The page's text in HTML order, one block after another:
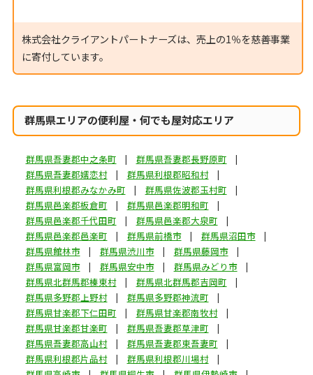
株式会社クライアントパートナーズは、売上の1％を慈善事業
に寄付しています。
群馬県エリアの便利屋・何でも屋対応エリア
群馬県吾妻郡中之条町
群馬県吾妻郡長野原町
群馬県吾妻郡嬬恋村
群馬県利根郡昭和村
群馬県利根郡みなかみ町
群馬県佐波郡玉村町
群馬県邑楽郡板倉町
群馬県邑楽郡明和町
群馬県邑楽郡千代田町
群馬県邑楽郡大泉町
群馬県邑楽郡邑楽町
群馬県前橋市
群馬県沼田市
群馬県館林市
群馬県渋川市
群馬県藤岡市
群馬県富岡市
群馬県安中市
群馬県みどり市
群馬県北群馬郡榛東村
群馬県北群馬郡吉岡町
群馬県多野郡上野村
群馬県多野郡神流町
群馬県甘楽郡下仁田町
群馬県甘楽郡南牧村
群馬県甘楽郡甘楽町
群馬県吾妻郡草津町
群馬県吾妻郡高山村
群馬県吾妻郡東吾妻町
群馬県利根郡片品村
群馬県利根郡川場村